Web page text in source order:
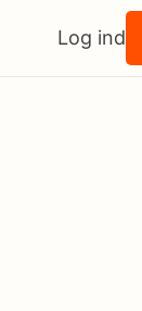
Log ind